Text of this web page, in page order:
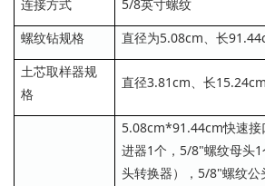
连接方式
5/8英寸螺纹
螺纹钻规格
直径为5.08cm、长
土芯取样器规
格
直径3.81cm、长15.24cm
5.08cm*91.44cm快速接
进器1个，5/8"螺纹母头
头转换器），5/8"螺纹公